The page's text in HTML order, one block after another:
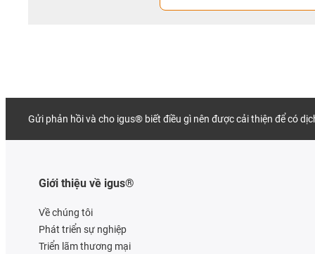
Gửi phản hồi và cho igus® biết điều gì nên được cải thiện để có
Giới thiệu về igus®
Về chúng tôi
Phát triển sự nghiệp
Triển lãm thương mại